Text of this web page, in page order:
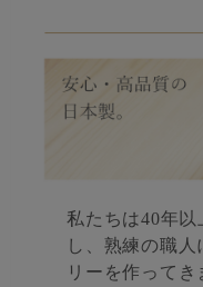
私たちは40年以
し、熟練の職
リーを作って